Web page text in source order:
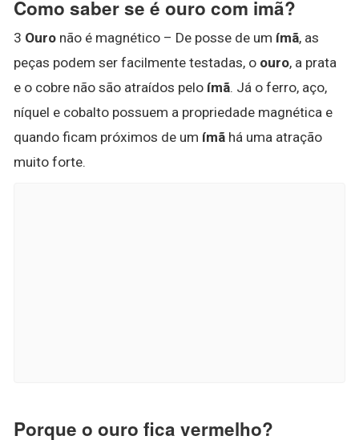
Como saber se é ouro com imã?
3 Ouro não é magnético – De posse de um ímã, as
peças podem ser facilmente testadas, o ouro, a prata
e o cobre não são atraídos pelo ímã. Já o ferro, aço,
níquel e cobalto possuem a propriedade magnética e
quando ficam próximos de um ímã há uma atração
muito forte.
Porque o ouro fica vermelho?